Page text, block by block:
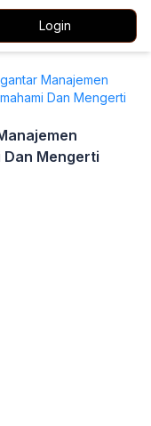
Login
Manajemen
Dan Mengerti
Dan Mengerti